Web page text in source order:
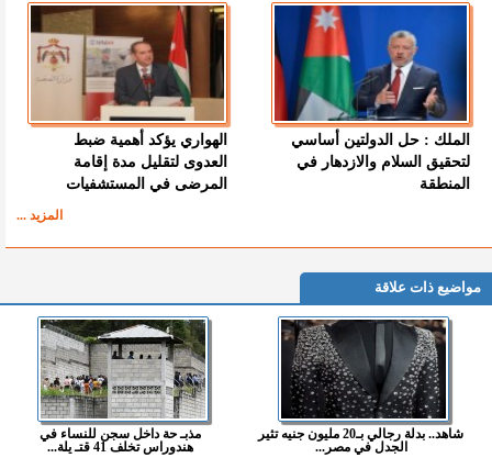
الملك : حل الدولتين أساسي
لتحقيق السلام والازدهار في
المنطقة
الهواري يؤكد أهمية ضبط
العدوى لتقليل مدة إقامة
المرضى في المستشفيات
المزيد ...
مواضيع ذات علاقة
شاهد.. بدلة رجالي بـ20 مليون جنيه تثير
الجدل في مصر...
مذبـ حة داخل سجن للنساء في
هندوراس تخلف 41 قتـ يلة...